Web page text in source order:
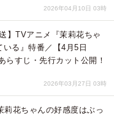
2026年04月10日 03時
】TVアニメ『茉莉花ちゃ
る』特番／【4月5日
らすじ・先行カット公開！
2026年03月27日 03時
莉花ちゃんの好感度はぶっ